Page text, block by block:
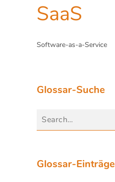
SaaS
Software-as-a-Service
Glossar-Suche
Glossar-Einträge